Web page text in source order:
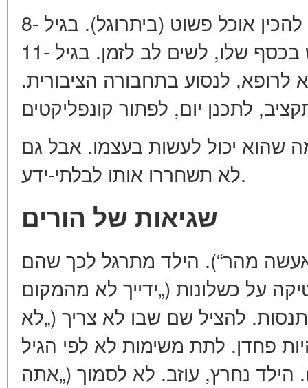
בגיל 6-7: לארגן את הארגז, להכין אוכל פשוט (ביתרוגל). בגיל 8-
10: ללכת לחנות, להשתמש בכסף שלו, לשים לב לזמן. בגיל 11-
לרופא, לנסוע בתחבורה הציבורית.
שהוא יכול לעשות בעצמו. אבל גם
לא תשחררו אותו לבלתי-ידע.
שגיאות של הורים
אעשה מהר“). הילד מתרגל לכך שהם
על כשלונות („ידייך לא מהמקום
להציל שם שבו לא צריך („לא
פחדן. לתת משימות לא לפי הגיל
את החלונות“ בגיל 3). הילד נחרץ, עוזב. לא לסמוך („אתה